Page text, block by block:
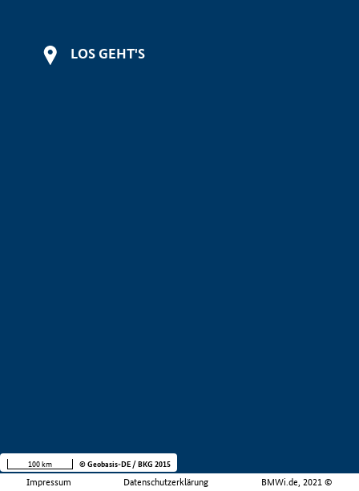
LOS GEHT'S
Impressum Datenschutzerklärung BMWi.de, 2021 ©
100 km © Geobasis-DE / BKG 2015